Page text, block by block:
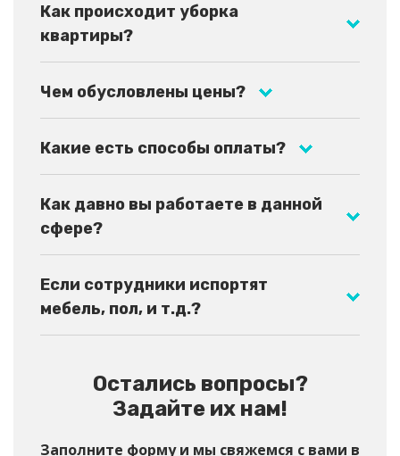
Как происходит уборка
квартиры?
Чем обусловлены цены?
Какие есть способы оплаты?
Как давно вы работаете в данной
сфере?
Если сотрудники испортят
мебель, пол, и т.д.?
Остались вопросы?
Задайте их нам!
Заполните форму и мы свяжемся с вами в